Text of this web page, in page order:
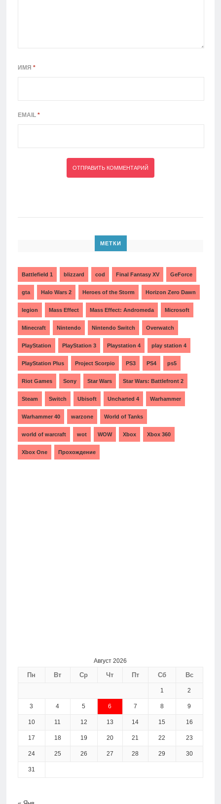
ИМЯ *
EMAIL *
МЕТКИ
Battlefield 1 blizzard cod Final Fantasy XV GeForce
gta Halo Wars 2 Heroes of the Storm Horizon Zero Dawn
legion Mass Effect Mass Effect: Andromeda Microsoft
Minecraft Nintendo Nintendo Switch Overwatch
PlayStation PlayStation 3 Playstation 4 play station 4
PlayStation Plus Project Scorpio PS3 PS4 ps5
Riot Games Sony Star Wars Star Wars: Battlefront 2
Steam Switch Ubisoft Uncharted 4 Warhammer
Warhammer 40 warzone World of Tanks
world of warcraft wot WOW Xbox Xbox 360
Xbox One Прохождение
Август 2026
Пн Вт Ср Чт Пт Сб Вс
1 2
3 4 5 6 7 8 9
10 11 12 13 14 15 16
17 18 19 20 21 22 23
24 25 26 27 28 29 30
31